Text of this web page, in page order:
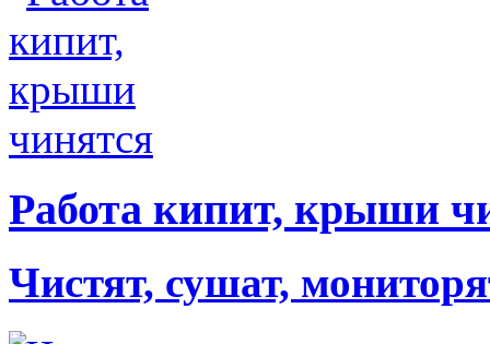
Работа кипит, крыши
Чистят, сушат,